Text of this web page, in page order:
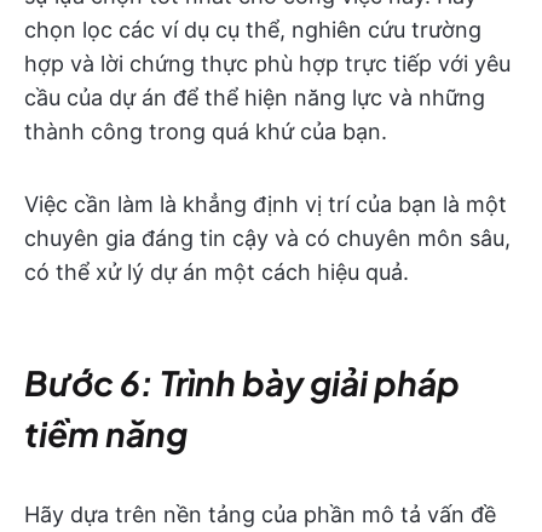
chọn lọc các ví dụ cụ thể, nghiên cứu trường
hợp và lời chứng thực phù hợp trực tiếp với yêu
cầu của dự án để thể hiện năng lực và những
thành công trong quá khứ của bạn.
Việc cần làm là khẳng định vị trí của bạn là một
chuyên gia đáng tin cậy và có chuyên môn sâu,
có thể xử lý dự án một cách hiệu quả.
Bước 6: Trình bày giải pháp
tiềm năng
Hãy dựa trên nền tảng của phần mô tả vấn đề